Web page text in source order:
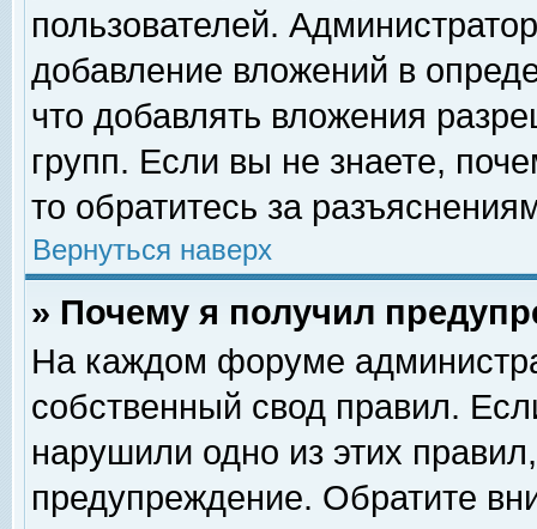
пользователей.
добавление вложений в
что добавлять вложения
групп. Если вы не знаете,
то обратитесь за
Вернуться наверх
» Почему я получил
На каждом форуме
собственный свод правил.
нарушили одно из этих
предупреждение. Обратите